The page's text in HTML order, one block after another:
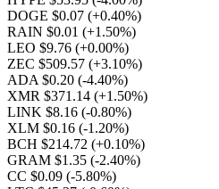
DOGE $0.07 (+0.40%)
RAIN $0.01 (+1.50%)
LEO $9.76 (+0.00%)
ZEC $509.57 (+3.10%)
ADA $0.20 (-4.40%)
XMR $371.14 (+1.50%)
LINK $8.16 (-0.80%)
XLM $0.16 (-1.20%)
BCH $214.72 (+0.10%)
GRAM $1.35 (-2.40%)
CC $0.09 (-5.80%)